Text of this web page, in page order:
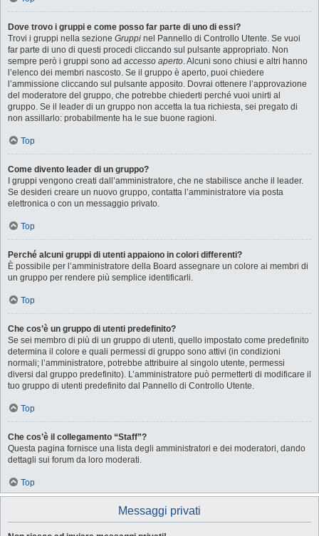
Dove trovo i gruppi e come posso far parte di uno di essi?
Trovi i gruppi nella sezione Gruppi nel Pannello di Controllo Utente. Se vuoi
far parte di uno di questi procedi cliccando sul pulsante appropriato. Non
sempre però i gruppi sono ad accesso aperto. Alcuni sono chiusi e altri hanno
l’elenco dei membri nascosto. Se il gruppo è aperto, puoi chiedere
l’ammissione cliccando sul pulsante apposito. Dovrai ottenere l’approvazione
del moderatore del gruppo, che potrebbe chiederti perché vuoi unirti al
gruppo. Se il leader di un gruppo non accetta la tua richiesta, sei pregato di
non assillarlo: probabilmente ha le sue buone ragioni.
Top
Come divento leader di un gruppo?
I gruppi vengono creati dall’amministratore, che ne stabilisce anche il leader.
Se desideri creare un nuovo gruppo, contatta l’amministratore via posta
elettronica o con un messaggio privato.
Top
Perché alcuni gruppi di utenti appaiono in colori differenti?
È possibile per l’amministratore della Board assegnare un colore ai membri di
un gruppo per rendere più semplice identificarli.
Top
Che cos’è un gruppo di utenti predefinito?
Se sei membro di più di un gruppo di utenti, quello impostato come predefinito
determina il colore e quali permessi di gruppo sono attivi (in condizioni
normali; l’amministratore, potrebbe attribuire al singolo utente, permessi
diversi dal gruppo predefinito). L’amministratore può permetterti di modificare il
tuo gruppo di utenti predefinito dal Pannello di Controllo Utente.
Top
Che cos’è il collegamento “Staff”?
Questa pagina fornisce una lista degli amministratori e dei moderatori, dando
dettagli sui forum da loro moderati.
Top
Messaggi privati